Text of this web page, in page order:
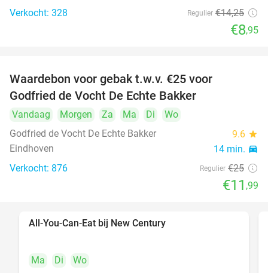
Verkocht: 328 Regulier €14,25
€8,95
Waardebon voor gebak t.w.v. €25 voor
Godfried de Vocht De Echte Bakker
Vandaag Morgen Za Ma Di
Wo
Godfried de Vocht De Echte Bakker
9.6 star
Eindhoven 14 min. directions_car
Verkocht: 876 Regulier €25
€11 ,99
All-You-Can-Eat bij New Century
Ma Di
Wo